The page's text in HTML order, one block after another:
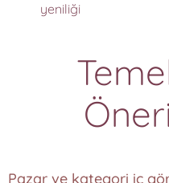
yeniliği
Pazar ve kategori iç